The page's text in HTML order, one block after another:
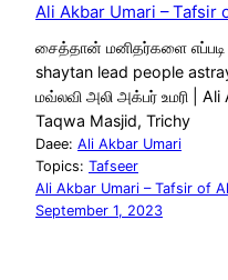
Ali Akbar Umari – Tafsir
சைத்தான் மனிதர்களை
shaytan lead people
மவ்லவி அலி அக்பர் உமரி |
Taqwa Masjid, Trichy
Daee: Ali Akbar Umari
Topics: Tafseer
Ali Akbar Umari – Tafsir of
September 1, 2023